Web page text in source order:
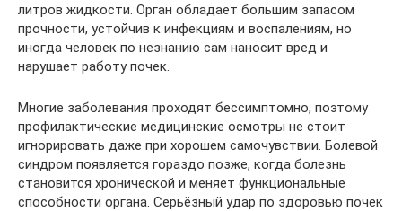
литров жидкости. Орган обладает большим запасом
прочности, устойчив к инфекциям и воспалениям, но
иногда человек по незнанию сам наносит вред и
нарушает работу почек.
Многие заболевания проходят бессимптомно, поэтому
профилактические медицинские осмотры не стоит
игнорировать даже при хорошем самочувствии. Болевой
синдром появляется гораздо позже, когда болезнь
становится хронической и меняет функциональные
способности органа. Серьёзный удар по здоровью почек